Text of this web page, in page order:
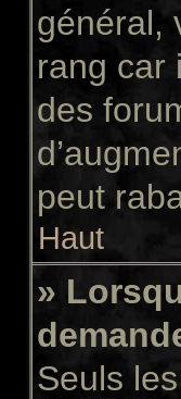
général,
rang car
des
peut
Haut
»
Seuls